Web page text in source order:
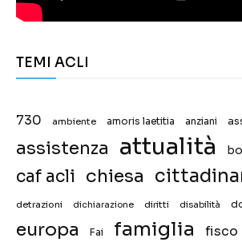
TEMI ACLI
730 ambiente amoris laetitia anziani
assistenza attualità
caf acli chiesa
detrazioni dichiarazione diritti disabilità
europa Fai famiglia fisco